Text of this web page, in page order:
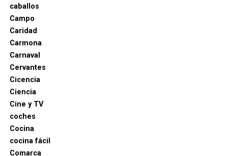
caballos
Campo
Caridad
Carmona
Carnaval
Cervantes
Cicencia
Ciencia
Cine y TV
coches
Cocina
cocina fácil
Comarca